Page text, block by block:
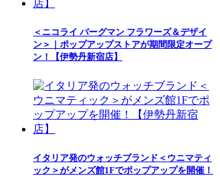
＜ニコライ バーグマン フラワーズ＆デザイ
ン＞｜ポップアップストアが期間限定オープ
ン！【伊勢丹新宿店】
イタリア発のウォッチブランド＜ウニマティ
ック＞がメンズ館1Fでポップアップを開催！